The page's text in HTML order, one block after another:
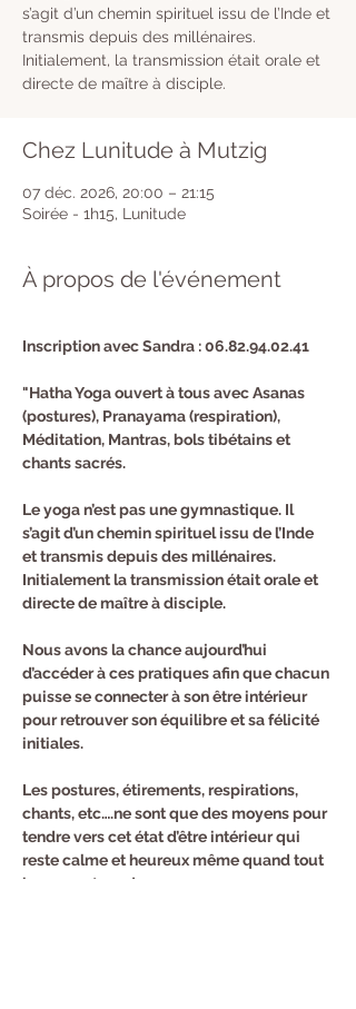
s’agit d’un chemin spirituel issu de l’Inde et
transmis depuis des millénaires.
Initialement, la transmission était orale et
directe de maître à disciple.
Chez Lunitude à Mutzig
07 déc. 2026, 20:00 – 21:15
Soirée - 1h15, Lunitude
À propos de l'événement
Inscription avec Sandra : 06.82.94.02.41
"Hatha Yoga ouvert à tous avec Asanas
(postures), Pranayama (respiration),
Méditation, Mantras, bols tibétains et
chants sacrés.
Le yoga n’est pas une gymnastique. Il
s’agit d’un chemin spirituel issu de l’Inde
et transmis depuis des millénaires.
Initialement la transmission était orale et
directe de maître à disciple.
Nous avons la chance aujourd’hui
d’accéder à ces pratiques afin que chacun
puisse se connecter à son être intérieur
pour retrouver son équilibre et sa félicité
initiales.
Les postures, étirements, respirations,
chants, etc….ne sont que des moyens pour
tendre vers cet état d’être intérieur qui
reste calme et heureux même quand tout
bouge autour de nous.